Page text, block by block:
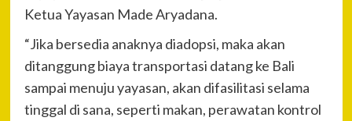
Ketua Yayasan Made Aryadana.
“Jika bersedia anaknya diadopsi, maka akan
ditanggung biaya transportasi datang ke Bali
sampai menuju yayasan, akan difasilitasi selama
tinggal di sana, seperti makan, perawatan kontrol